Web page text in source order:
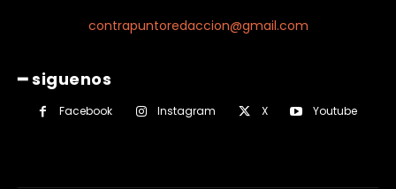
contrapuntoredaccion@gmail.com
━ siguenos
Facebook Instagram X Youtube